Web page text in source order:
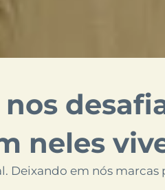
neles
Deixando em nós marcas